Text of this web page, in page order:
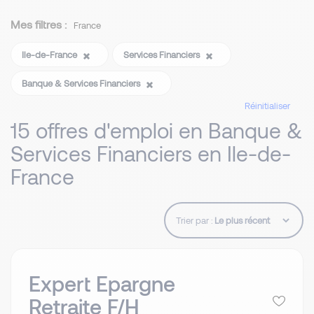
Mes filtres : France
Ile-de-France Services Financiers
Banque & Services Financiers
Réinitialiser
15 offres d'emploi en Banque &
Services Financiers en Ile-de-
France
Trier par :
Expert Epargne
Retraite F/H